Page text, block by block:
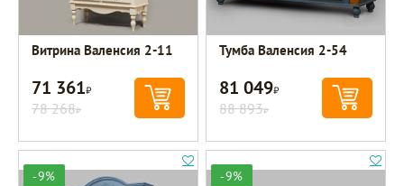
Витрина Валенсия 2-11
71 361Р
78 268Р
Тумба Валенсия 2-54
81 049Р
88 893Р
-9% -9%